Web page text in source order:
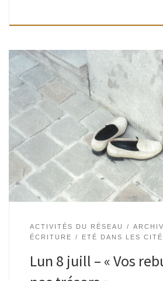
Ados-adultes | Bibliothèque de
Delvaux | 17H – 20H Animé par Tatiana
explorer une face cachée du quartier.
déchet et poètes de […]
ACTIVITÉS DU RÉSEAU
ÉCRITURE
ETÉ DANS LES
Lun 8 juill – « Vos